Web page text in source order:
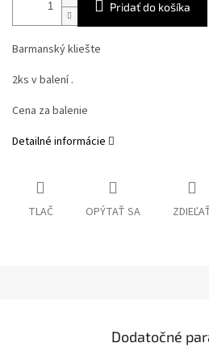
Pridať do košíka
Barmanský kliešte
2ks v balení .
Cena za balenie
Detailné informácie
TLAČ OPÝTAŤ SA
Dodatočné